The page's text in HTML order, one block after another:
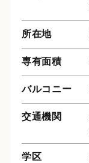
所在地
専有面積
バルコニー
交通機関
学区